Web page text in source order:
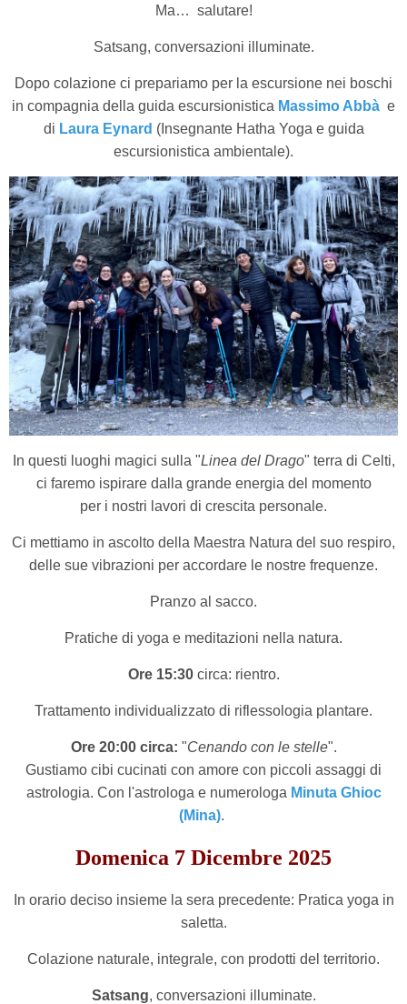
Ma… salutare!
Satsang, conversazioni illuminate.
Dopo colazione ci prepariamo per la escursione nei boschi
in compagnia della guida escursionistica Massimo Abbà e
di Laura Eynard (Insegnante Hatha Yoga e guida
escursionistica ambientale).
In questi luoghi magici sulla "Linea del Drago" terra di Celti,
ci faremo ispirare dalla grande energia del momento
per i nostri lavori di crescita personale.
Ci mettiamo in ascolto della Maestra Natura del suo respiro,
delle sue vibrazioni per accordare le nostre frequenze.
Pranzo al sacco.
Pratiche di yoga e meditazioni nella natura.
Ore 15:30circa: rientro.
Trattamento individualizzato di riflessologia plantare.
Ore 20:00 circa: "Cenando con le stelle".
Gustiamo cibi cucinati con amore con piccoli assaggi di
astrologia. Con l'astrologa e numerologa Minuta Ghioc
(Mina).
Domenica 7 Dicembre 2025
In orario deciso insieme la sera precedente: Pratica yoga in
saletta.
Colazione naturale, integrale, con prodotti del territorio.
Satsang, conversazioni illuminate.